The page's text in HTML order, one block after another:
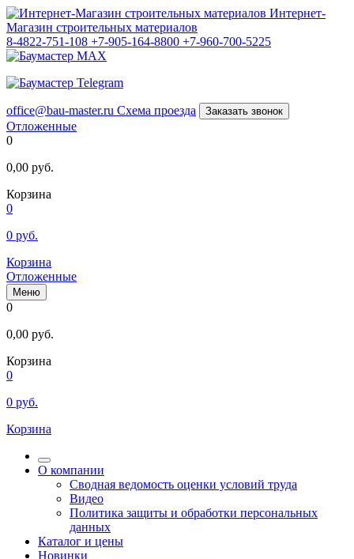
Интернет-
Магазин строительных материалов
8-4822-751-108 +7-905-164-8800 +7-960-700-5225
office@bau-master.ru Схема проезда Заказать звонок
Отложенные
0
0,00 руб.
Корзина
0
0 руб.
Корзина
Отложенные
Меню
0
0,00 руб.
Корзина
0
0 руб.
Корзина
О компании
Сводная ведомость оценки условий труда
Видео
Политика защиты и обработки персональных
данных
Каталог и цены
Новинки